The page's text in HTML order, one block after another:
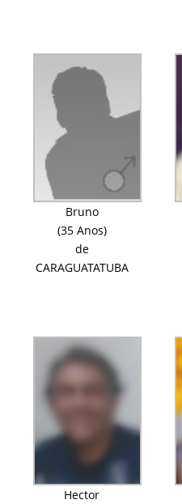
Bruno
(35 Anos)
de
CARAGUATATUBA
Hector